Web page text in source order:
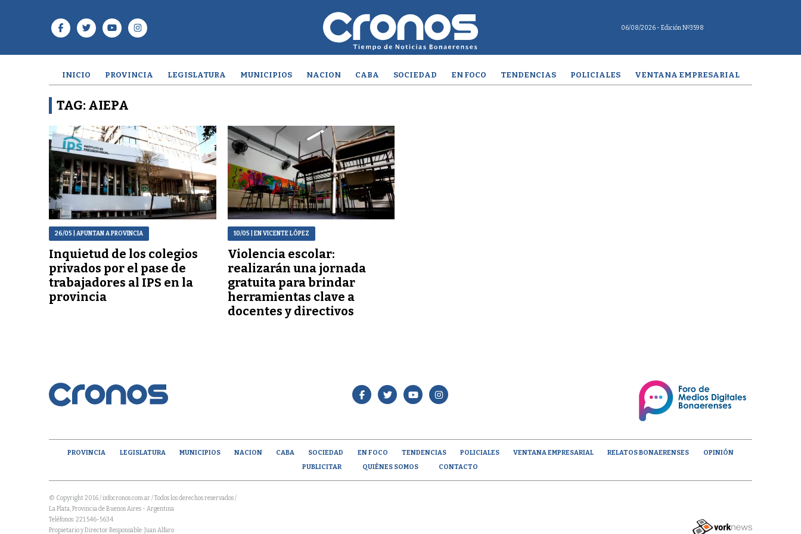
06/08/2026 - Edición Nº3598
INICIO PROVINCIA LEGISLATURA MUNICIPIOS NACION CABA SOCIEDAD EN FOCO TENDENCIAS POLICIALES VENTANA EMPRESARIAL
TAG: AIEPA
26/05 | APUNTAN A PROVINCIA
Inquietud de los colegios
privados por el pase de
trabajadores al IPS en la
provincia
10/05 | EN VICENTE LÓPEZ
Violencia escolar:
realizarán una jornada
gratuita para brindar
herramientas clave a
docentes y directivos
PROVINCIA LEGISLATURA MUNICIPIOS NACION CABA SOCIEDAD EN FOCO TENDENCIAS POLICIALES VENTANA EMPRESARIAL RELATOS BONAERENSES
OPINIÓN
PUBLICITAR
QUIÉNES SOMOS CONTACTO
© Copyright 2016 / infocronos.com.ar / Todos los derechos reservados /
La Plata, Provincia de Buenos Aires - Argentina
Teléfonos: 221 546-5634
Propietario y Director Responsable: Juan Alfaro